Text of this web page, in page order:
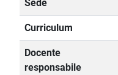
Sede
Curriculum
Docente
responsabile